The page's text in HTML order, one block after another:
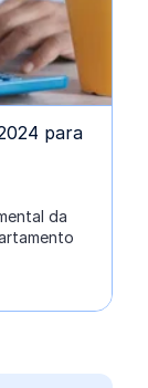
para
da